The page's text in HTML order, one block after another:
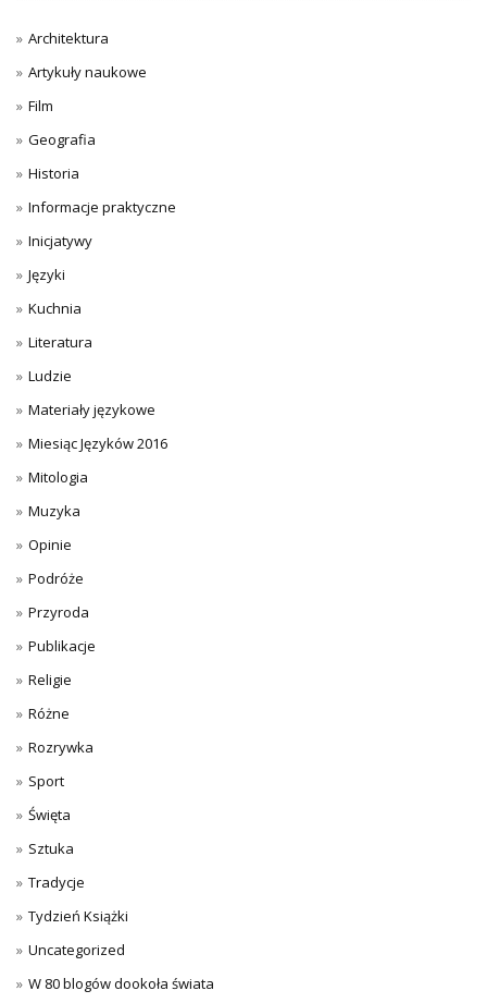
Architektura
Artykuły naukowe
Film
Geografia
Historia
Informacje praktyczne
Inicjatywy
Języki
Kuchnia
Literatura
Ludzie
Materiały językowe
Miesiąc Języków 2016
Mitologia
Muzyka
Opinie
Podróże
Przyroda
Publikacje
Religie
Różne
Rozrywka
Sport
Święta
Sztuka
Tradycje
Tydzień Książki
Uncategorized
W 80 blogów dookoła świata